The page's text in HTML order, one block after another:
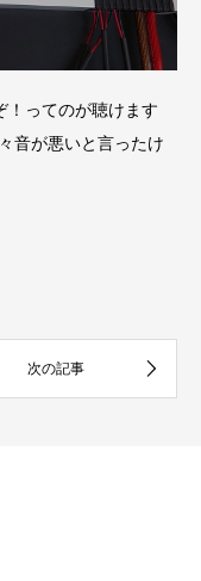
！ってのが聴けます
音が悪いと言ったけ